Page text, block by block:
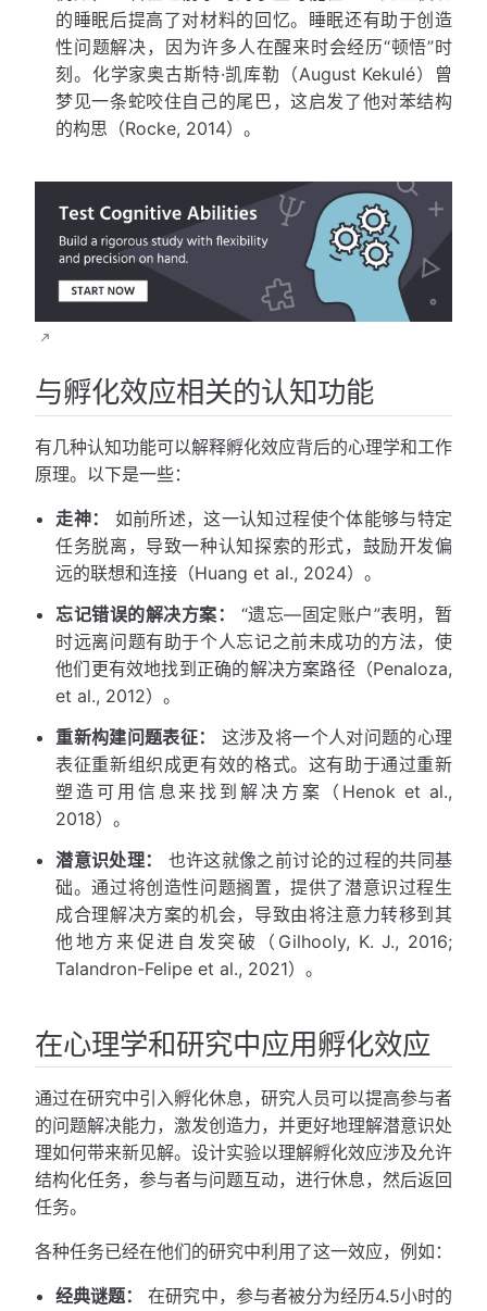
的睡眠后提高了对材料的回忆。睡眠还有助于创造
性问题解决，因为许多人在醒来时会经历“顿悟”时
刻。化学家奥古斯特·凯库勒（August Kekulé）曾
梦见一条蛇咬住自己的尾巴，这启发了他对苯结构
的构思（Rocke, 2014）。
与孵化效应相关的认知功能
有几种认知功能可以解释孵化效应背后的心理学和工作
原理。以下是一些：
走神：
如前所述，这一认知过程使个体能够与特定
任务脱离，导致一种认知探索的形式，鼓励开发偏
远的联想和连接（Huang et al., 2024）。
忘记错误的解决方案：
“遗忘—固定账户”表明，暂
时远离问题有助于个人忘记之前未成功的方法，使
他们更有效地找到正确的解决方案路径（Penaloza,
et al., 2012）。
重新构建问题表征：
这涉及将一个人对问题的心理
表征重新组织成更有效的格式。这有助于通过重新
塑造可用信息来找到解决方案（Henok et al.,
2018）。
潜意识处理：
也许这就像之前讨论的过程的共同基
础。通过将创造性问题搁置，提供了潜意识过程生
成合理解决方案的机会，导致由将注意力转移到其
他地方来促进自发突破（Gilhooly, K. J., 2016;
Talandron-Felipe et al., 2021）。
在心理学和研究中应用孵化效应
通过在研究中引入孵化休息，研究人员可以提高参与者
的问题解决能力，激发创造力，并更好地理解潜意识处
理如何带来新见解。设计实验以理解孵化效应涉及允许
结构化任务，参与者与问题互动，进行休息，然后返回
任务。
各种任务已经在他们的研究中利用了这一效应，例如：
经典谜题：
在研究中，参与者被分为经历4.5小时的